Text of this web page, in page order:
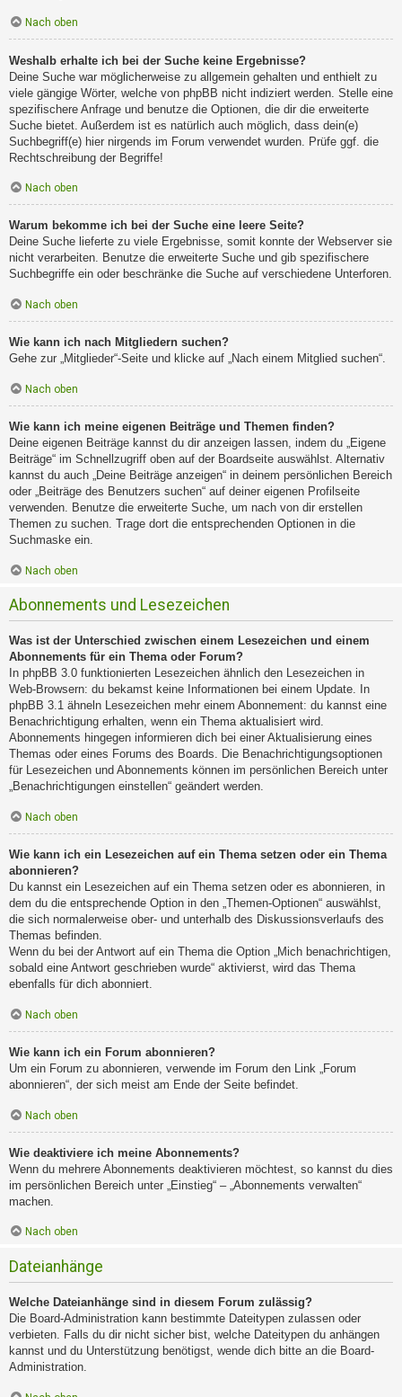
Nach oben
Weshalb erhalte ich bei der Suche keine Ergebnisse?
Deine Suche war möglicherweise zu allgemein gehalten und enthielt zu
viele gängige Wörter, welche von phpBB nicht indiziert werden. Stelle eine
spezifischere Anfrage und benutze die Optionen, die dir die erweiterte
Suche bietet. Außerdem ist es natürlich auch möglich, dass dein(e)
Suchbegriff(e) hier nirgends im Forum verwendet wurden. Prüfe ggf. die
Rechtschreibung der Begriffe!
Nach oben
Warum bekomme ich bei der Suche eine leere Seite?
Deine Suche lieferte zu viele Ergebnisse, somit konnte der Webserver sie
nicht verarbeiten. Benutze die erweiterte Suche und gib spezifischere
Suchbegriffe ein oder beschränke die Suche auf verschiedene Unterforen.
Nach oben
Wie kann ich nach Mitgliedern suchen?
Gehe zur „Mitglieder“-Seite und klicke auf „Nach einem Mitglied suchen“.
Nach oben
Wie kann ich meine eigenen Beiträge und Themen finden?
Deine eigenen Beiträge kannst du dir anzeigen lassen, indem du „Eigene
Beiträge“ im Schnellzugriff oben auf der Boardseite auswählst. Alternativ
kannst du auch „Deine Beiträge anzeigen“ in deinem persönlichen Bereich
oder „Beiträge des Benutzers suchen“ auf deiner eigenen Profilseite
verwenden. Benutze die erweiterte Suche, um nach von dir erstellen
Themen zu suchen. Trage dort die entsprechenden Optionen in die
Suchmaske ein.
Nach oben
Abonnements und Lesezeichen
Was ist der Unterschied zwischen einem Lesezeichen und einem
Abonnements für ein Thema oder Forum?
In phpBB 3.0 funktionierten Lesezeichen ähnlich den Lesezeichen in
Web-Browsern: du bekamst keine Informationen bei einem Update. In
phpBB 3.1 ähneln Lesezeichen mehr einem Abonnement: du kannst eine
Benachrichtigung erhalten, wenn ein Thema aktualisiert wird.
Abonnements hingegen informieren dich bei einer Aktualisierung eines
Themas oder eines Forums des Boards. Die Benachrichtigungsoptionen
für Lesezeichen und Abonnements können im persönlichen Bereich unter
„Benachrichtigungen einstellen“ geändert werden.
Nach oben
Wie kann ich ein Lesezeichen auf ein Thema setzen oder ein Thema
abonnieren?
Du kannst ein Lesezeichen auf ein Thema setzen oder es abonnieren, in
dem du die entsprechende Option in den „Themen-Optionen“ auswählst,
die sich normalerweise ober- und unterhalb des Diskussionsverlaufs des
Themas befinden.
Wenn du bei der Antwort auf ein Thema die Option „Mich benachrichtigen,
sobald eine Antwort geschrieben wurde“ aktivierst, wird das Thema
ebenfalls für dich abonniert.
Nach oben
Wie kann ich ein Forum abonnieren?
Um ein Forum zu abonnieren, verwende im Forum den Link „Forum
abonnieren“, der sich meist am Ende der Seite befindet.
Nach oben
Wie deaktiviere ich meine Abonnements?
Wenn du mehrere Abonnements deaktivieren möchtest, so kannst du dies
im persönlichen Bereich unter „Einstieg“ – „Abonnements verwalten“
machen.
Nach oben
Dateianhänge
Welche Dateianhänge sind in diesem Forum zulässig?
Die Board-Administration kann bestimmte Dateitypen zulassen oder
verbieten. Falls du dir nicht sicher bist, welche Dateitypen du anhängen
kannst und du Unterstützung benötigst, wende dich bitte an die Board-
Administration.